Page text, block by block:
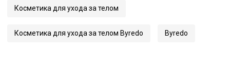
Косметика для ухода за телом
Косметика для ухода за телом Byredo Byredo